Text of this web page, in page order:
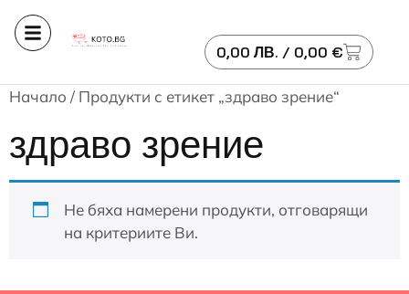
0,00 ЛВ. / 0,00 €
Начало / Продукти с етикет „здраво зрение“
здраво зрение
Не бяха намерени продукти, отговарящи
на критериите Ви.